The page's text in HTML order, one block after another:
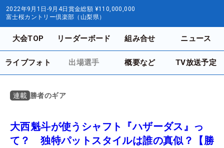
2022年9月1日-9月4日 賞金総額 ¥110,000,000
富士桜カントリー倶楽部（山梨県）
大会TOP リーダーボード 組み合せ ニュース
ライブフォト 出場選手 概要など TV放送予定
連載 勝者のギア
大西魁斗が使うシャフト『ハザーダス』っ
て？ 独特パットスタイルは誰の真似？【勝